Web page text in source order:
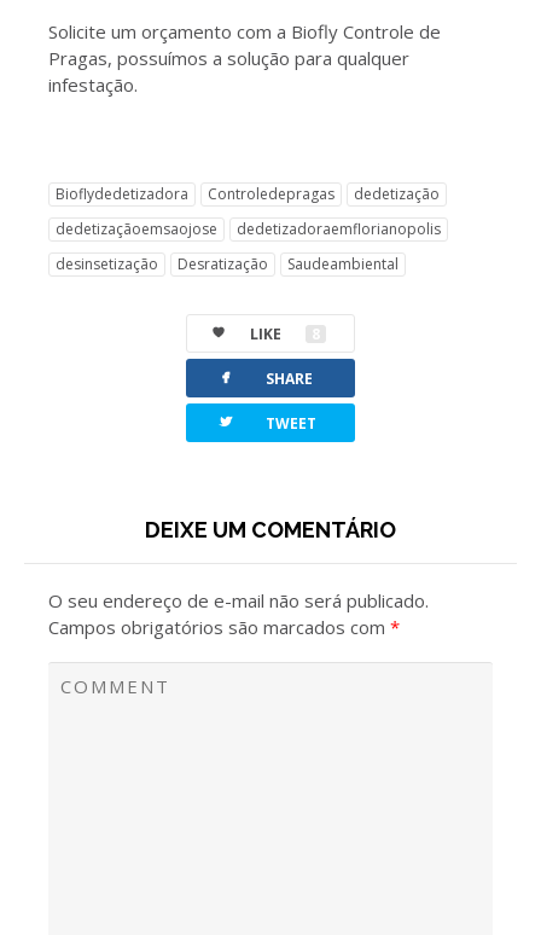
Solicite um orçamento com a Biofly Controle de
Pragas, possuímos a solução para qualquer
infestação.
Bioflydedetizadora Controledepragas
dedetização
dedetizaçãoemsaojose
dedetizadoraemflorianopolis
desinsetização
Desratização Saudeambiental
LIKE 8
facebook SHARE
twitterbird TWEET
DEIXE UM COMENTÁRIO
O seu endereço de e-mail não será publicado.
Campos obrigatórios são marcados com *